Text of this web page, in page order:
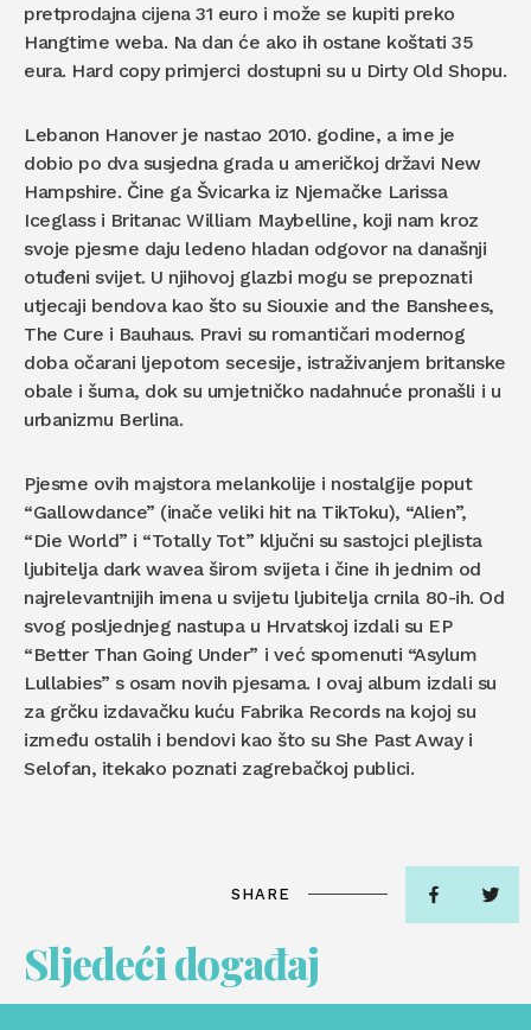
pretprodajna cijena 31 euro i može se kupiti preko
Hangtime weba. Na dan će ako ih ostane koštati 35
eura. Hard copy primjerci dostupni su u Dirty Old Shopu.
Lebanon Hanover je nastao 2010. godine, a ime je
dobio po dva susjedna grada u američkoj državi New
Hampshire. Čine ga Švicarka iz Njemačke Larissa
Iceglass i Britanac William Maybelline, koji nam kroz
svoje pjesme daju ledeno hladan odgovor na današnji
otuđeni svijet. U njihovoj glazbi mogu se prepoznati
utjecaji bendova kao što su Siouxie and the Banshees,
The Cure i Bauhaus. Pravi su romantičari modernog
doba očarani ljepotom secesije, istraživanjem britanske
obale i šuma, dok su umjetničko nadahnuće pronašli i u
urbanizmu Berlina.
Pjesme ovih majstora melankolije i nostalgije poput
“Gallowdance” (inače veliki hit na TikToku), “Alien”,
“Die World” i “Totally Tot” ključni su sastojci plejlista
ljubitelja dark wavea širom svijeta i čine ih jednim od
najrelevantnijih imena u svijetu ljubitelja crnila 80-ih. Od
svog posljednjeg nastupa u Hrvatskoj izdali su EP
“Better Than Going Under” i već spomenuti “Asylum
Lullabies” s osam novih pjesama. I ovaj album izdali su
za grčku izdavačku kuću Fabrika Records na kojoj su
između ostalih i bendovi kao što su She Past Away i
Selofan, itekako poznati zagrebačkoj publici.
SHARE
Sljedeći događaj